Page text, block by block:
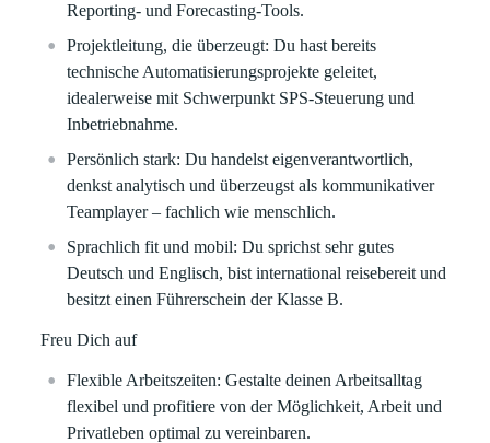
Reporting- und Forecasting-Tools.
Projektleitung, die überzeugt: Du hast bereits
technische Automatisierungsprojekte geleitet,
idealerweise mit Schwerpunkt SPS-Steuerung und
Inbetriebnahme.
Persönlich stark: Du handelst eigenverantwortlich,
denkst analytisch und überzeugst als kommunikativer
Teamplayer – fachlich wie menschlich.
Sprachlich fit und mobil: Du sprichst sehr gutes
Deutsch und Englisch, bist international reisebereit und
besitzt einen Führerschein der Klasse B.
Freu Dich auf
Flexible Arbeitszeiten: Gestalte deinen Arbeitsalltag
flexibel und profitiere von der Möglichkeit, Arbeit und
Privatleben optimal zu vereinbaren.